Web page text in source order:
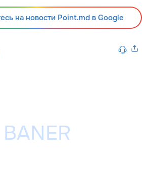
на новости Point.md в Google